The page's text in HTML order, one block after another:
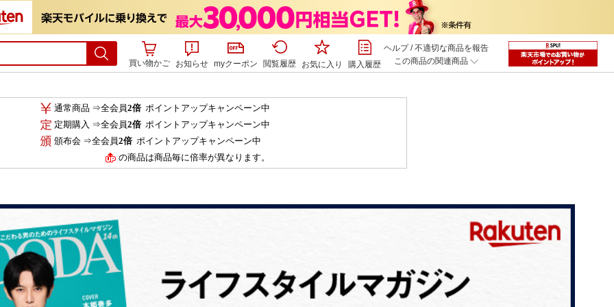
買い物かご お知らせ myクーポン 閲覧履歴 お気に入り 購入履歴
ヘルプ/不適切な商品を報告
この商品の関連商品
通常商品 ⇒全会員2倍ポイントアップキャンペーン中
定期購入 ⇒全会員2倍ポイントアップキャンペーン中
頒布会 ⇒全会員2倍ポイントアップキャンペーン中
の商品は商品毎に倍率が異なります。